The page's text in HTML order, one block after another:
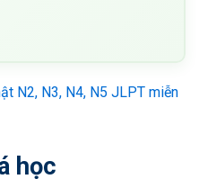
N2, N3, N4, N5 JLPT miễn
học